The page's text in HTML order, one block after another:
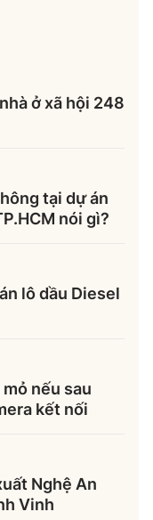
ở xã hội 248
tại dự án
nói gì?
lô dầu Diesel
nếu sau
kết nối
Nghệ An
Vinh